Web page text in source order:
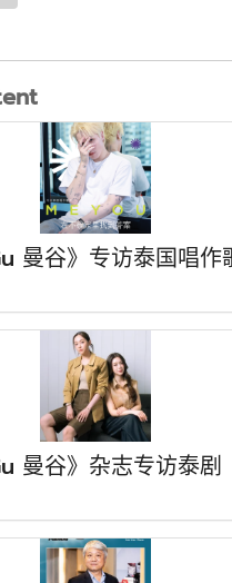
曼谷》专访泰国唱作
曼谷》杂志专访泰剧